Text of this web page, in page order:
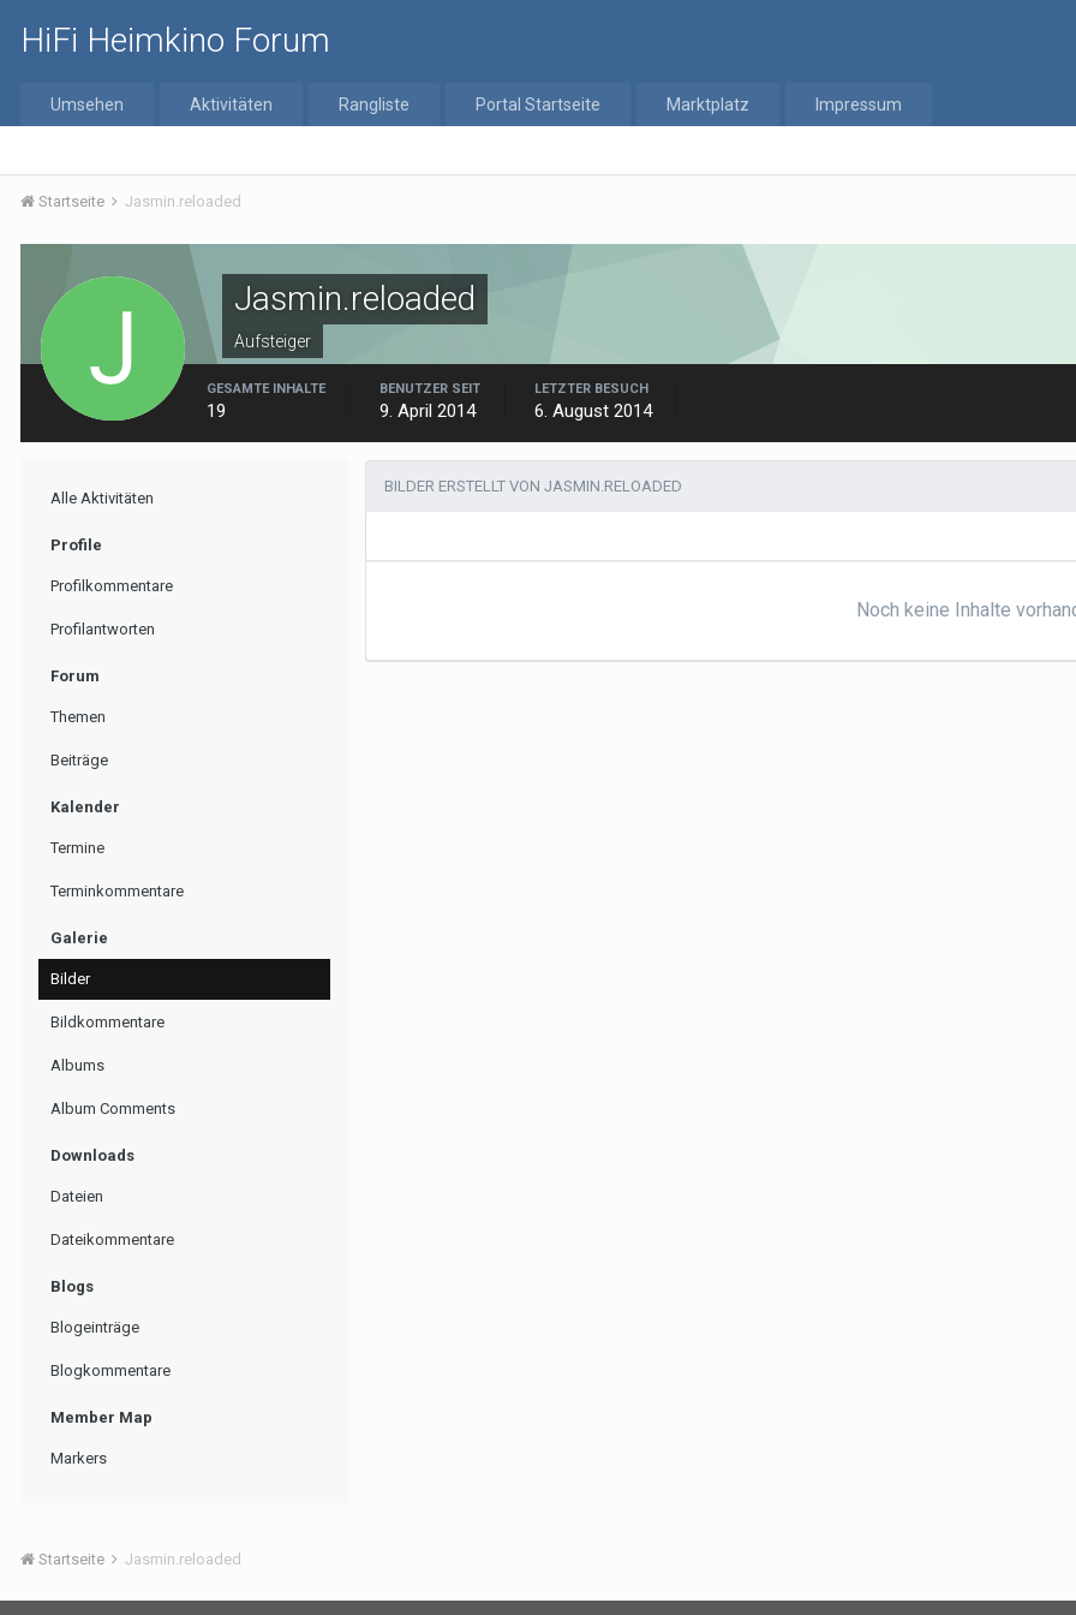
HiFi Heimkino Forum
Umsehen Aktivitäten Rangliste Portal Startseite Marktplatz Impressum
Startseite Jasmin.reloaded
Jasmin.reloaded
Aufsteiger
GESAMTE INHALTE
19
BENUTZER SEIT
9. April 2014
LETZTER BESUCH
6. August 2014
Alle Aktivitäten
Profile
Profilkommentare
Profilantworten
Forum
Themen
Beiträge
Kalender
Termine
Terminkommentare
Galerie
Bilder
Bildkommentare
Albums
Album Comments
Downloads
Dateien
Dateikommentare
Blogs
Blogeinträge
Blogkommentare
Member Map
Markers
BILDER ERSTELLT VON JASMIN.RELOADED
Noch keine Inhalte
Startseite Jasmin.reloaded